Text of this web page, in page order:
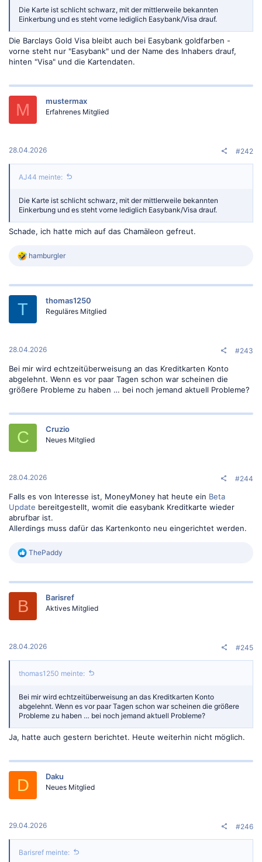
Die Karte ist schlicht schwarz, mit der mittlerweile bekannten
Einkerbung und es steht vorne lediglich Easybank/Visa drauf.
Die Barclays Gold Visa bleibt auch bei Easybank goldfarben -
vorne steht nur "Easybank" und der Name des Inhabers drauf,
hinten "Visa" und die Kartendaten.
M mustermax
Erfahrenes Mitglied
28.04.2026 #242
AJ44 meinte:
Die Karte ist schlicht schwarz, mit der mittlerweile bekannten
Einkerbung und es steht vorne lediglich Easybank/Visa drauf.
Schade, ich hatte mich auf das Chamäleon gefreut.
R
k
:
hamburgler
T thomas1250
Reguläres Mitglied
28.04.2026 #243
Bei mir wird echtzeitüberweisung an das Kreditkarten Konto
abgelehnt. Wenn es vor paar Tagen schon war scheinen die
größere Probleme zu haben … bei noch jemand aktuell Probleme?
C Cruzio
Neues Mitglied
28.04.2026 #244
Falls es von Interesse ist, MoneyMoney hat heute ein Beta
Update bereitgestellt, womit die easybank Kreditkarte wieder
abrufbar ist.
Allerdings muss dafür das Kartenkonto neu eingerichtet werden.
R
k
:
ThePaddy
B Barisref
Aktives Mitglied
28.04.2026 #245
thomas1250 meinte:
Bei mir wird echtzeitüberweisung an das Kreditkarten Konto
abgelehnt. Wenn es vor paar Tagen schon war scheinen die größere
Probleme zu haben … bei noch jemand aktuell Probleme?
Ja, hatte auch gestern berichtet. Heute weiterhin nicht möglich.
D Daku
Neues Mitglied
29.04.2026 #246
Barisref meinte: